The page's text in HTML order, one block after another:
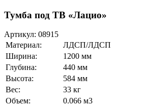
Тумба под ТВ «Лацио»
Артикул: 08915
Материал:
ЛДСП/ЛДСП
Ширина:
1200 мм
Глубина:
440 мм
Высота:
584 мм
Вес:
33 кг
Объем:
0.066 м3